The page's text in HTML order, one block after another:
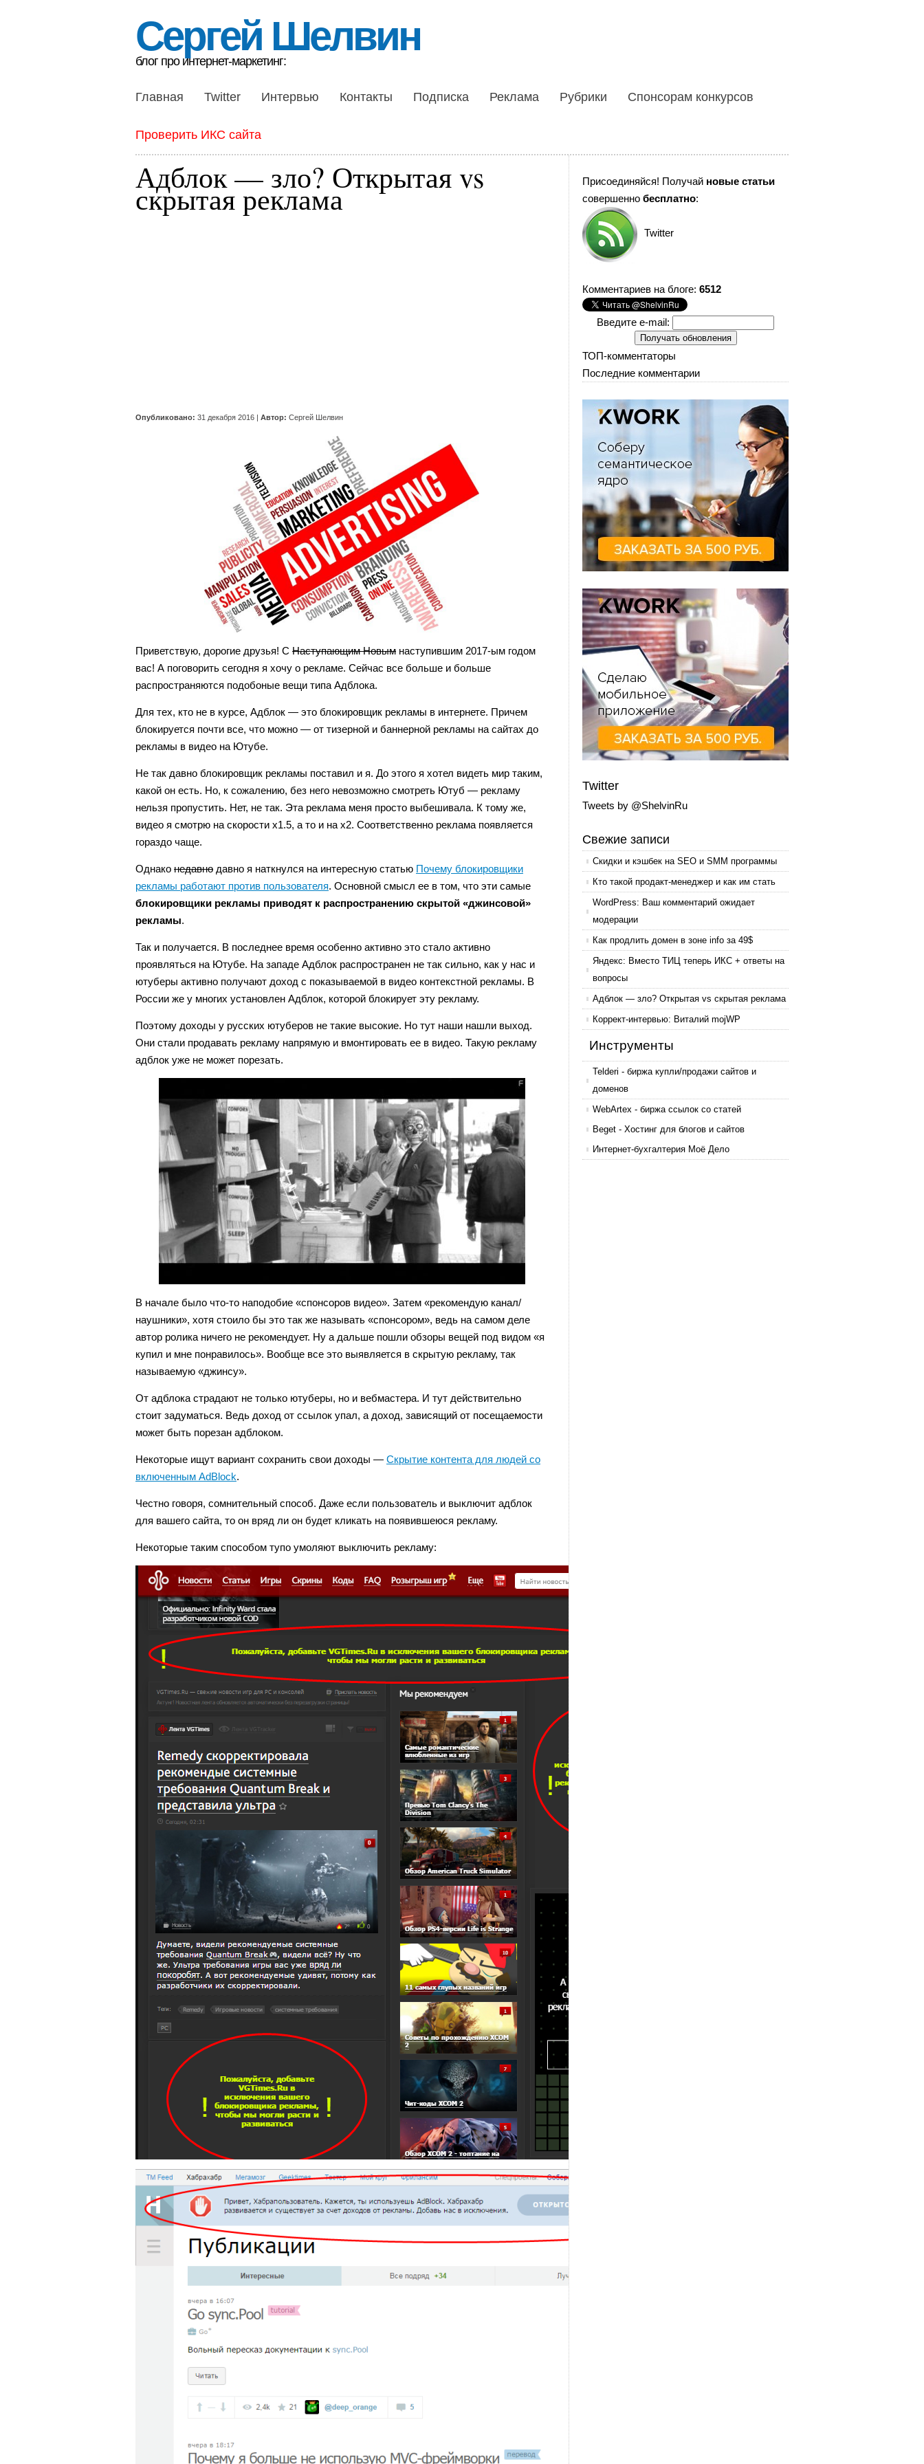
Сергей Шелвин
блог про интернет-маркетинг:
Главная Twitter Интервью Контакты Подписка Реклама Рубрики Спонсорам конкурсов
Проверить ИКС сайта
Адблок — зло? Открытая vs
скрытая реклама
Опубликовано: 31 декабря 2016 | Автор: Сергей Шелвин
Приветствую, дорогие друзья! С Наступающим Новым наступившим 2017-ым годом
вас! А поговорить сегодня я хочу о рекламе. Сейчас все больше и больше
распространяются подобоные вещи типа Адблока.
Для тех, кто не в курсе, Адблок — это блокировщик рекламы в интернете. Причем
блокируется почти все, что можно — от тизерной и баннерной рекламы на сайтах до
рекламы в видео на Ютубе.
Не так давно блокировщик рекламы поставил и я. До этого я хотел видеть мир таким,
какой он есть. Но, к сожалению, без него невозможно смотреть Ютуб — рекламу
нельзя пропустить. Нет, не так. Эта реклама меня просто выбешивала. К тому же,
видео я смотрю на скорости x1.5, а то и на x2. Соответственно реклама появляется
гораздо чаще.
Однако недавно давно я наткнулся на интересную статью Почему блокировщики
рекламы работают против пользователя. Основной смысл ее в том, что эти самые
блокировщики рекламы приводят к распространению скрытой «джинсовой»
рекламы.
Так и получается. В последнее время особенно активно это стало активно
проявляться на Ютубе. На западе Адблок распространен не так сильно, как у нас и
ютуберы активно получают доход с показываемой в видео контекстной рекламы. В
России же у многих установлен Адблок, которой блокирует эту рекламу.
Поэтому доходы у русских ютуберов не такие высокие. Но тут наши нашли выход.
Они стали продавать рекламу напрямую и вмонтировать ее в видео. Такую рекламу
адблок уже не может порезать.
В начале было что-то наподобие «спонсоров видео». Затем «рекомендую канал/
наушники», хотя стоило бы это так же называть «спонсором», ведь на самом деле
автор ролика ничего не рекомендует. Ну а дальше пошли обзоры вещей под видом «я
купил и мне понравилось». Вообще все это выявляется в скрытую рекламу, так
называемую «джинсу».
От адблока страдают не только ютуберы, но и вебмастера. И тут действительно
стоит задуматься. Ведь доход от ссылок упал, а доход, зависящий от посещаемости
может быть порезан адблоком.
Некоторые ищут вариант сохранить свои доходы — Cкрытие контента для людей со
включенным AdBlock.
Честно говоря, сомнительный способ. Даже если пользователь и выключит адблок
для вашего сайта, то он вряд ли он будет кликать на появившеюся рекламу.
Некоторые таким способом тупо умоляют выключить рекламу:
Присоединяйся! Получай новые статьи
совершенно бесплатно:
Twitter
Комментариев на блоге: 6512
Введите e-mail:
ТОП-комментаторы
Последние комментарии
Twitter
Tweets by @ShelvinRu
Свежие записи
Скидки и кэшбек на SEO и SMM программы
Кто такой продакт-менеджер и как им стать
WordPress: Ваш комментарий ожидает
модерации
Как продлить домен в зоне info за 49$
Яндекс: Вместо ТИЦ теперь ИКС + ответы на
вопросы
Адблок — зло? Открытая vs скрытая реклама
Коррект-интервью: Виталий mojWP
Инструменты
Telderi - биржа купли/продажи сайтов и
доменов
WebArtex - биржа ссылок со статей
Beget - Хостинг для блогов и сайтов
Интернет-бухгалтерия Моё Дело